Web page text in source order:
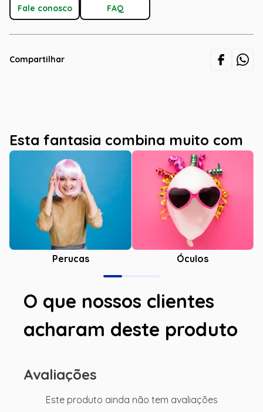
Fale conosco FAQ
Compartilhar
Esta fantasia combina muito com
Perucas Óculos
O que nossos clientes
acharam deste produto
Avaliações
Este produto ainda não tem avaliações